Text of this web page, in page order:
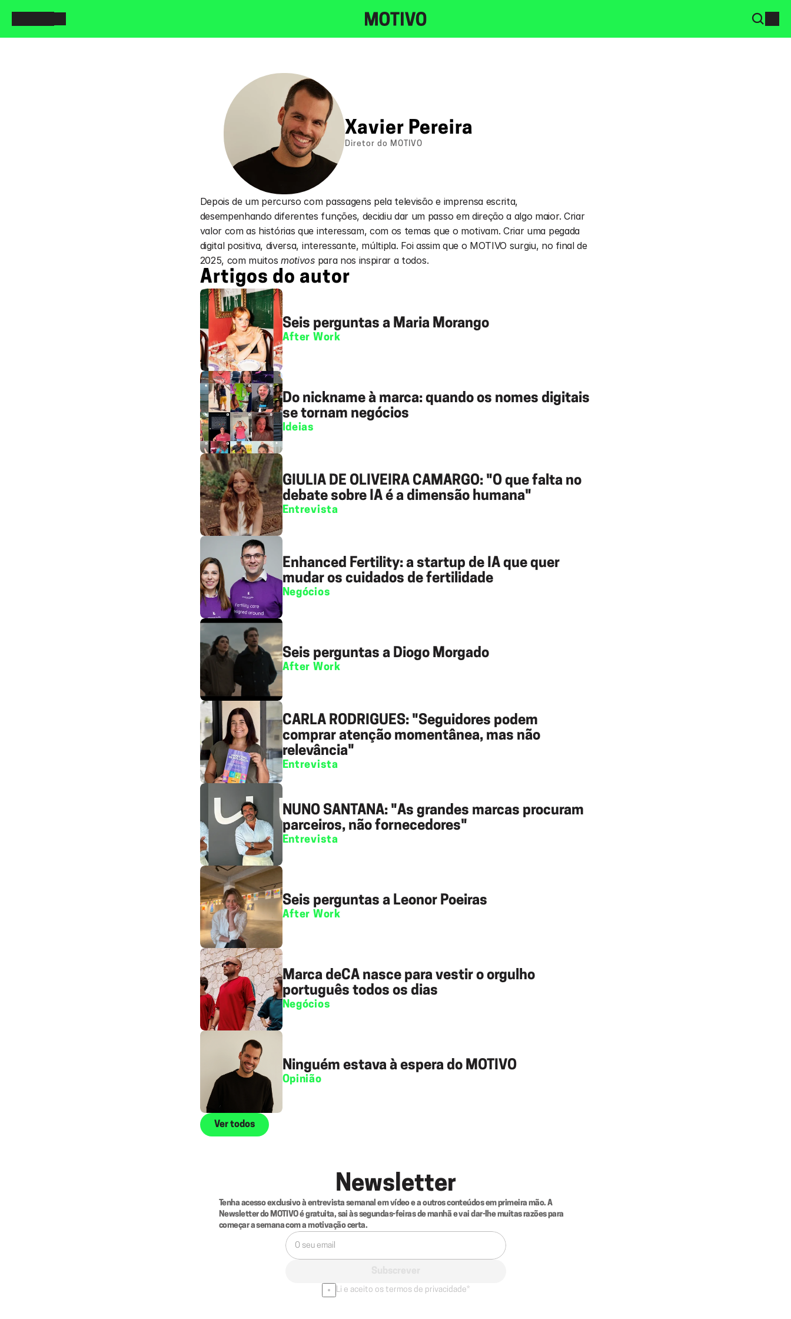
Xavier Pereira
Diretor do MOTIVO
Depois de um percurso com passagens pela televisão e imprensa escrita,
desempenhando diferentes funções, decidiu dar um passo em direção a algo maior. Criar
valor com as histórias que interessam, com os temas que o motivam. Criar uma pegada
digital positiva, diversa, interessante, múltipla. Foi assim que o MOTIVO surgiu, no final de
2025, com muitos motivos para nos inspirar a todos.
Artigos do autor
After Work
Seis perguntas a Maria Morango
Ideias
Do nickname à marca: quando os nomes digitais
se tornam negócios
Entrevista
GIULIA DE OLIVEIRA CAMARGO: "O que falta no
debate sobre IA é a dimensão humana"
Negócios
Enhanced Fertility: a startup de IA que quer
mudar os cuidados de fertilidade
After Work
Seis perguntas a Diogo Morgado
Entrevista
CARLA RODRIGUES: "Seguidores podem
comprar atenção momentânea, mas não
relevância"
Entrevista
NUNO SANTANA: "As grandes marcas procuram
parceiros, não fornecedores"
After Work
Seis perguntas a Leonor Poeiras
Negócios
Marca deCÁ nasce para vestir o orgulho
português todos os dias
Opinião
Ninguém estava à espera do MOTIVO
Ver todos
Newsletter
Tenha acesso exclusivo à entrevista semanal em vídeo e a outros conteúdos em primeira mão. A
Newsletter do MOTIVO é gratuita, sai às segundas-feiras de manhã e vai dar-lhe muitas razões para
começar a semana com a motivação certa.
Li e aceito os termos de privacidade*